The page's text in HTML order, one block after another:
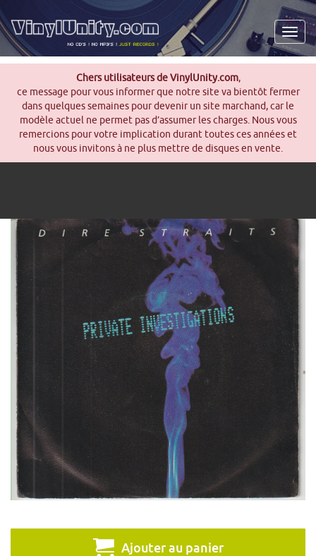
Chers utilisateurs de VinylUnity.com,
ce message pour vous informer que notre site va bientôt fermer
dans quelques semaines pour devenir un site marchand, car le
modèle actuel ne permet pas d’assumer les charges. Nous vous
remercions pour votre implication durant toutes ces années et
nous vous invitons à ne plus mettre de disques en vente.
Ajouter au panier